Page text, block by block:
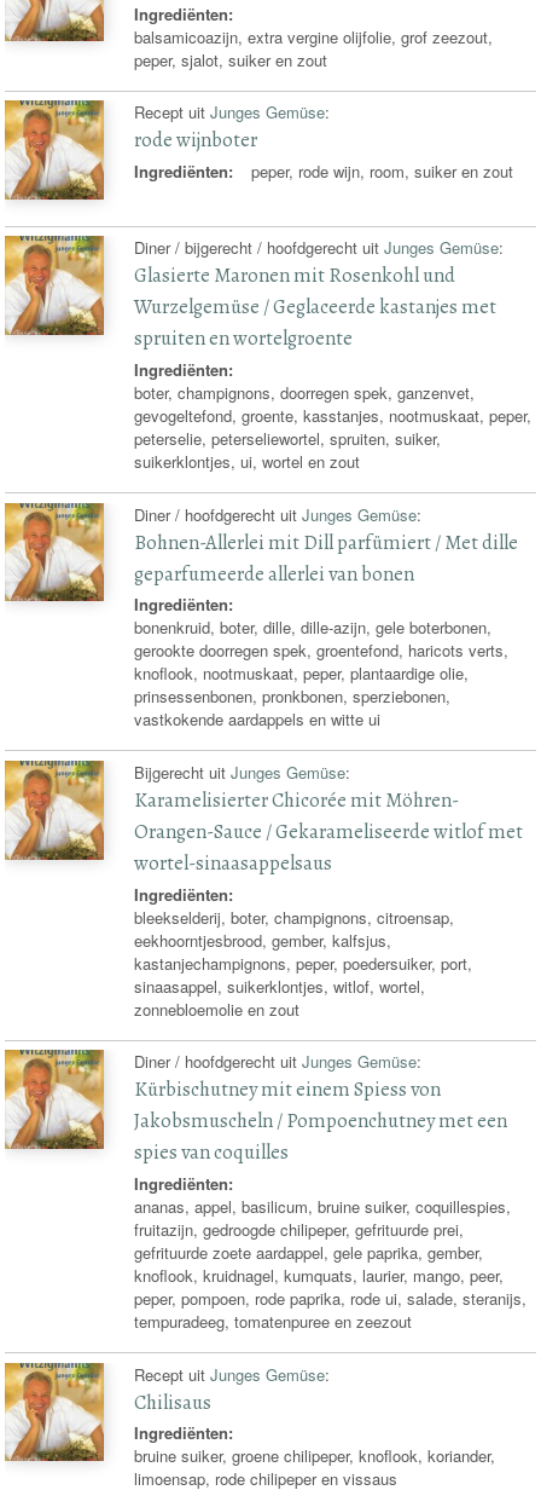
Ingrediënten:
balsamicoazijn, extra vergine olijfolie, grof zeezout,
peper, sjalot, suiker en zout
Recept uitJunges Gemüse:
rode wijnboter
Ingrediënten: peper, rode wijn, room, suiker en zout
Diner / bijgerecht / hoofdgerecht uitJunges Gemüse:
Glasierte Maronen mit Rosenkohl und
Wurzelgemüse / Geglaceerde kastanjes met
spruiten en wortelgroente
Ingrediënten:
boter, champignons, doorregen spek, ganzenvet,
gevogeltefond, groente, kasstanjes, nootmuskaat, peper,
peterselie, peterseliewortel, spruiten, suiker,
suikerklontjes, ui, wortel en zout
Diner / hoofdgerecht uitJunges Gemüse:
Bohnen-Allerlei mit Dill parfümiert / Met dille
geparfumeerde allerlei van bonen
Ingrediënten:
bonenkruid, boter, dille, dille-azijn, gele boterbonen,
gerookte doorregen spek, groentefond, haricots verts,
knoflook, nootmuskaat, peper, plantaardige olie,
prinsessenbonen, pronkbonen, sperziebonen,
vastkokende aardappels en witte ui
Bijgerecht uitJunges Gemüse:
Karamelisierter Chicorée mit Möhren-
Orangen-Sauce / Gekarameliseerde witlof met
wortel-sinaasappelsaus
Ingrediënten:
bleekselderij, boter, champignons, citroensap,
eekhoorntjesbrood, gember, kalfsjus,
kastanjechampignons, peper, poedersuiker, port,
sinaasappel, suikerklontjes, witlof, wortel,
zonnebloemolie en zout
Diner / hoofdgerecht uitJunges Gemüse:
Kürbischutney mit einem Spiess von
Jakobsmuscheln / Pompoenchutney met een
spies van coquilles
Ingrediënten:
ananas, appel, basilicum, bruine suiker, coquillespies,
fruitazijn, gedroogde chilipeper, gefrituurde prei,
gefrituurde zoete aardappel, gele paprika, gember,
knoflook, kruidnagel, kumquats, laurier, mango, peer,
peper, pompoen, rode paprika, rode ui, salade, steranijs,
tempuradeeg, tomatenpuree en zeezout
Recept uitJunges Gemüse:
Chilisaus
Ingrediënten:
bruine suiker, groene chilipeper, knoflook, koriander,
limoensap, rode chilipeper en vissaus